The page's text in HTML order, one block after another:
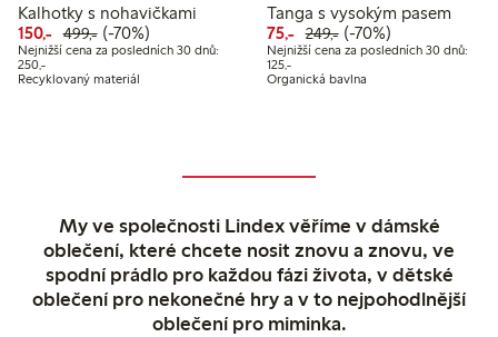
Kalhotky s nohavičkami
150,- Snížená cena: 150,00 Kč
499,-Běžná cena: 499,00 Kč
70% sleva
(-70%)
Nejnižší cena za posledních 30 dnů:
250,-Nejnižší cena za posledních 30 dnů: 250,00 Kč
Recyklovaný materiál
Tanga s vysokým pasem
75,- Snížená cena: 75,00 Kč
249,-Běžná cena: 249,00
70% sleva
(-70%)
Nejnižší cena za posledních 30 dnů:
125,-Nejnižší cena za posledních 30 dnů:
Organická bavlna
My ve společnosti Lindex věříme v dámské
oblečení, které chcete nosit znovu a znovu, ve
spodní prádlo pro každou fázi života, v dětské
oblečení pro nekonečné hry a v to nejpohodlnější
oblečení pro miminka.